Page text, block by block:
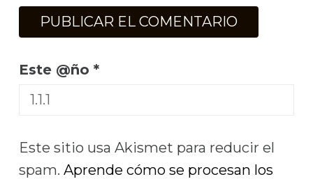
Este @ño *
Este sitio usa Akismet para reducir el
spam. Aprende cómo se procesan los